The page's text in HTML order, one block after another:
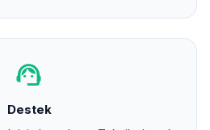
support_agent
Destek